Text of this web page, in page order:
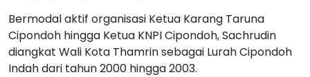
Bermodal aktif organisasi Ketua Karang Taruna
Cipondoh hingga Ketua KNPI Cipondoh, Sachrudin
diangkat Wali Kota Thamrin sebagai Lurah Cipondoh
Indah dari tahun 2000 hingga 2003.